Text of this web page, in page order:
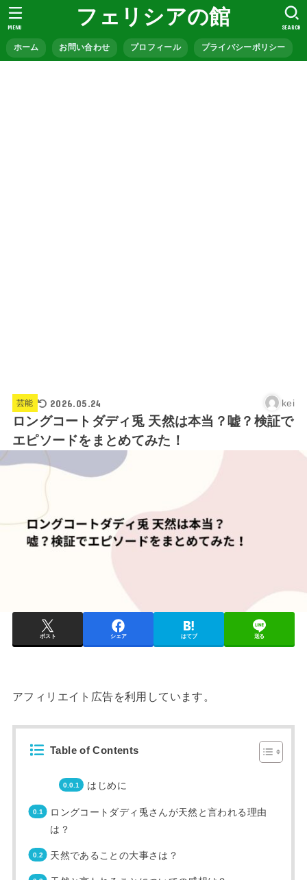
フェリシアの館
ホーム お問い合わせ プロフィール プライバシーポリシー
SEARCH
MENU
芸能 2026.05.24 kei
ロングコートダディ兎 天然は本当？嘘？検証で
エピソードをまとめてみた！
ポスト シェア はてブ 送る
アフィリエイト広告を利用しています。
Table of Contents
はじめに
ロングコートダディ兎さんが天然と言われる理由
は？
天然であることの大事さは？